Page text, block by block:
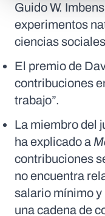
Guido W.
experimentos
ciencias
El premio de
contribuciones
trabajo”.
La miembro del
ha explicado a
contribuciones
no encuentra
salario mínimo y
una cadena de